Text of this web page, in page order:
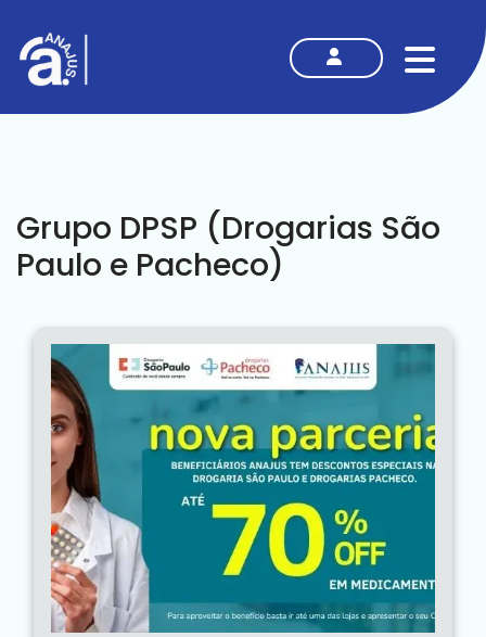
MENU
Grupo DPSP (Drogarias São
Paulo e Pacheco)